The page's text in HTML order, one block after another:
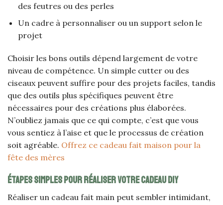
des feutres ou des perles
Un cadre à personnaliser ou un support selon le
projet
Choisir les bons outils dépend largement de votre
niveau de compétence. Un simple cutter ou des
ciseaux peuvent suffire pour des projets faciles, tandis
que des outils plus spécifiques peuvent être
nécessaires pour des créations plus élaborées.
N’oubliez jamais que ce qui compte, c’est que vous
vous sentiez à l’aise et que le processus de création
soit agréable. Offrez ce cadeau fait maison pour la
fête des mères
Étapes simples pour réaliser votre cadeau DIY
Réaliser un cadeau fait main peut sembler intimidant,